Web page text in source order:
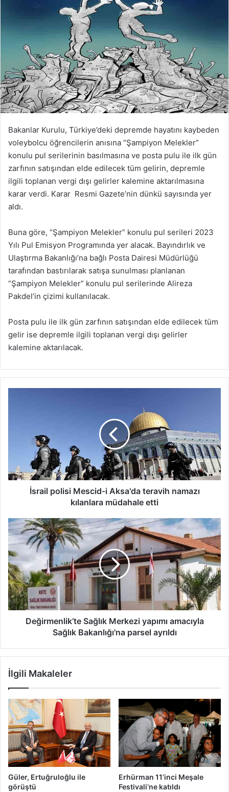
Bakanlar Kurulu, Türkiye’deki depremde hayatını kaybeden
voleybolcu öğrencilerin anısına “Şampiyon Melekler”
konulu pul serilerinin basılmasına ve posta pulu ile ilk gün
zarfının satışından elde edilecek tüm gelirin, depremle
ilgili toplanan vergi dışı gelirler kalemine aktarılmasına
karar verdi. Karar Resmi Gazete’nin dünkü sayısında yer
aldı.
Buna göre, “Şampiyon Melekler” konulu pul serileri 2023
Yılı Pul Emisyon Programında yer alacak. Bayındırlık ve
Ulaştırma Bakanlığı’na bağlı Posta Dairesi Müdürlüğü
tarafından bastırılarak satışa sunulması planlanan
“Şampiyon Melekler” konulu pul serilerinde Alireza
Pakdel’in çizimi kullanılacak.
Posta pulu ile ilk gün zarfının satışından elde edilecek tüm
gelir ise depremle ilgili toplanan vergi dışı gelirler
kalemine aktarılacak.
kılanlara
müdahale
İsrail polisi Mescid-i Aksa'da teravih namazı
kılanlara müdahale etti
Değirmenlik’te
Sağlık
Merkezi
yapımı
amacıyla
Sağlık
Bakanlığı'na
parsel
ayrıldı
Değirmenlik’te Sağlık Merkezi yapımı amacıyla
Sağlık Bakanlığı'na parsel ayrıldı
İlgili Makaleler
Güler, Ertuğruloğlu ile
görüştü
Erhürman 11’inci Meşale
Festivali’ne katıldı